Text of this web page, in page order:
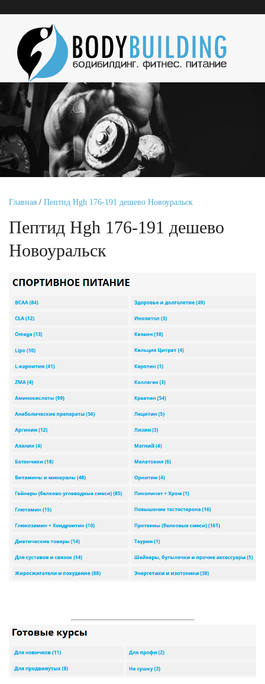
Главная / Пептид Hgh 176-191 дешево Новоуральск
Пептид Hgh 176-191 дешево
Новоуральск